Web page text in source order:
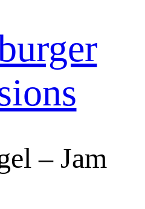
– Jam